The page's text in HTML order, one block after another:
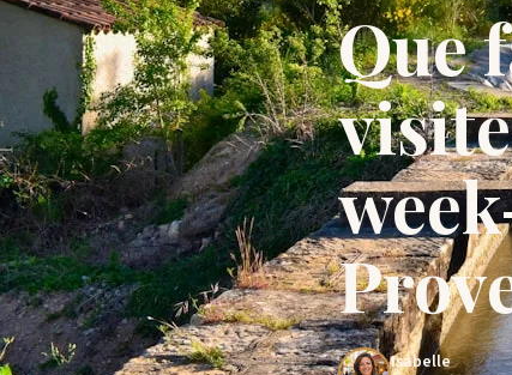
Que
Isabelle